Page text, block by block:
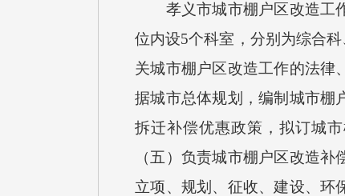
孝义市城市棚户区改造工作
位内设5个科室，分别为综合
关城市棚户区改造工作的法律
据城市总体规划，编制城市棚
拆迁补偿优惠政策，拟订城
（五）负责城市棚户区改造
立项、规划、征收、建设、环